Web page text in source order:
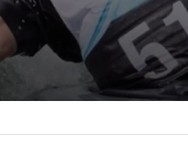
campeón